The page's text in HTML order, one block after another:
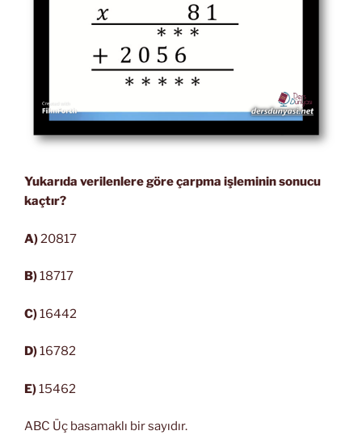
Yukarıda verilenlere göre çarpma işleminin sonucu
kaçtır?
A) 20817
B)18717
C)16442
D)16782
E)15462
ABC Üç basamaklı bir sayıdır.